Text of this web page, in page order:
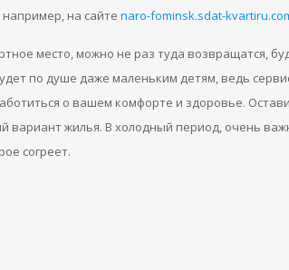
на сайте naro-fominsk.sdat-
место, можно не раз туда возвращатся,
по душе даже маленьким детям, ведь
о вашем комфорте и здоровье.
вариант жилья. В холодный период, очень
согреет.